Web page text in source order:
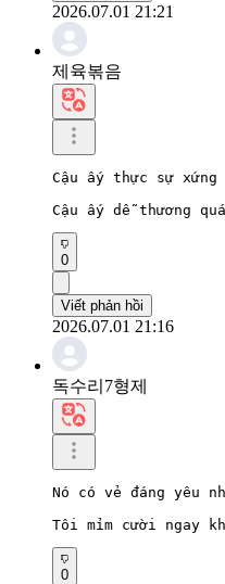
2026.07.01 21:21
제육볶음
Cậu ấy thực sự
Cậu ấy dễ thương
0
Viết phản hồi
2026.07.01 21:16
독수리7형제
Nó có vẻ đáng yêu
Tôi mỉm cười ngay
0